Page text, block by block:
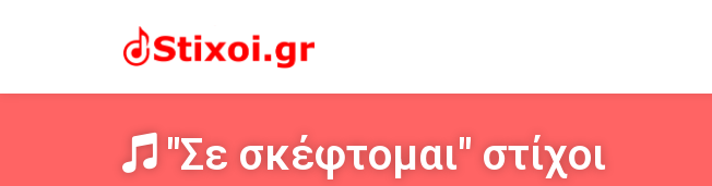
"Σε σκέφτομαι" στίχοι